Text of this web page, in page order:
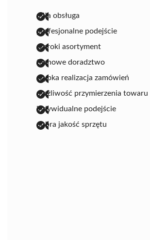
miła obsługa
profesjonalne podejście
szeroki asortyment
fachowe doradztwo
szybka realizacja zamówień
możliwość przymierzenia towaru
indywidualne podejście
dobra jakość sprzętu